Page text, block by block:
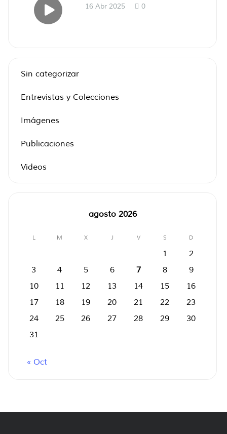
16 Abr 2025 0
Sin categorizar
Entrevistas y Colecciones
Imágenes
Publicaciones
Videos
agosto 2026
L M X J V S D
1
2
3
4 5 6 7 8
9
10
11 12 13 14 15
16
17
18 19 20 21 22
23
24
25 26 27 28 29
30
31
« Oct